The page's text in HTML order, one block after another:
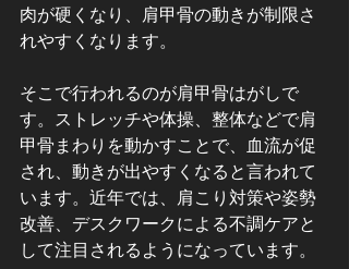
肉が硬くなり、肩甲骨の動きが制限さ
れやすくなります。
そこで行われるのが肩甲骨はがしで
す。ストレッチや体操、整体などで肩
甲骨まわりを動かすことで、血流が促
され、動きが出やすくなると言われて
います。近年では、肩こり対策や姿勢
改善、デスクワークによる不調ケアと
して注目されるようになっています。